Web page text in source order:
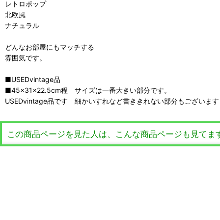
レトロポップ
北欧風
ナチュラル
どんなお部屋にもマッチする
雰囲気です。
■USEDvintage品
■45×31×22.5cm程 サイズは一番大きい部分です。
USEDvintage品です 細かいすれなど書ききれない部分もございます
この商品ページを見た人は、こんな商品ページも見てま